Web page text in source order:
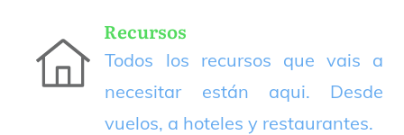
Recursos
Todos los recursos que vais a
necesitar están aqui. Desde
vuelos, a hoteles y restaurantes.